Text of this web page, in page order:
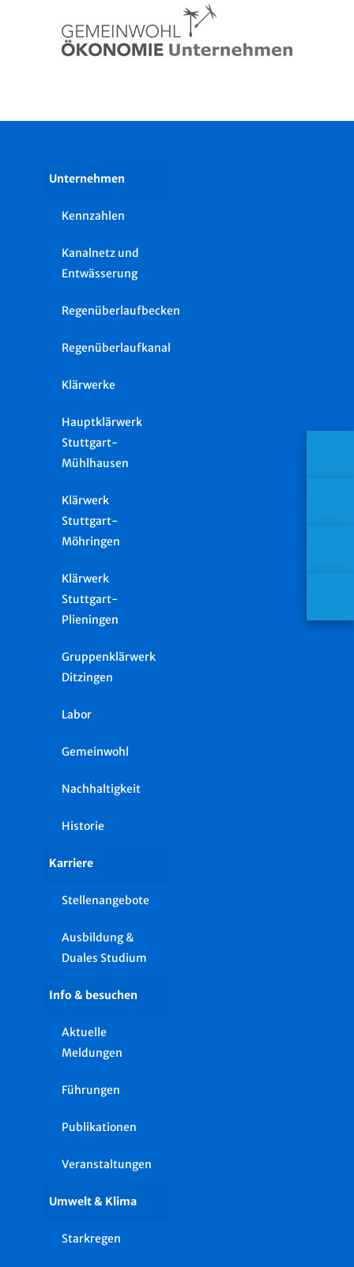
Unternehmen
Kennzahlen
Kanalnetz und
Entwässerung
Regenüberlaufbecken
Regenüberlaufkanal
Klärwerke
Hauptklärwerk
Stuttgart-
Mühlhausen
Klärwerk
Stuttgart-
Möhringen
Klärwerk
Stuttgart-
Plieningen
Gruppenklärwerk
Ditzingen
Labor
Gemeinwohl
Nachhaltigkeit
Historie
Karriere
Stellenangebote
Ausbildung &
Duales Studium
Info & besuchen
Aktuelle
Meldungen
Führungen
Publikationen
Veranstaltungen
Umwelt & Klima
Starkregen